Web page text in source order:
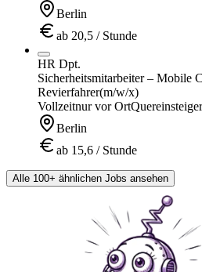
Berlin
ab 20,5 / Stunde
HR Dpt.
Sicherheitsmitarbeiter – Mobile
Revierfahrer(m/w/x)
Vollzeitnur vor OrtQuereinsteiger
Berlin
ab 15,6 / Stunde
Alle 100+ ähnlichen Jobs ansehen